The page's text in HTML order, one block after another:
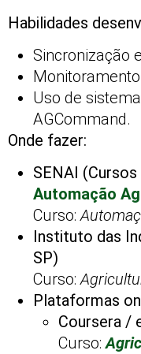
Habilidades
Sincronização
Uso de
AGCommand.
Onde fazer:
SENAI
Automação
Curso:
Instituto das
SP)
Curso:
Plataformas
Coursera /
Curso: